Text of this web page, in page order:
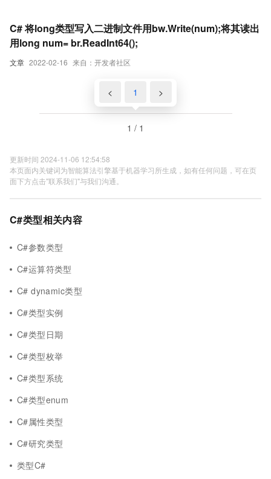
文章 2022-02-16 来自：开发者社区
C# 将long类型写入二进制文件用bw.Write(num);将其读出
用long num= br.ReadInt64();
< 1 >
1 / 1
更新时间 2024-11-06 12:54:58
本页面内关键词为智能算法引擎基于机器学习所生成，如有任何问题，可在页
面下方点击"联系我们"与我们沟通。
C#类型相关内容
C#参数类型
C#运算符类型
C# dynamic类型
C#类型实例
C#类型日期
C#类型枚举
C#类型系统
C#类型enum
C#属性类型
C#研究类型
类型C#